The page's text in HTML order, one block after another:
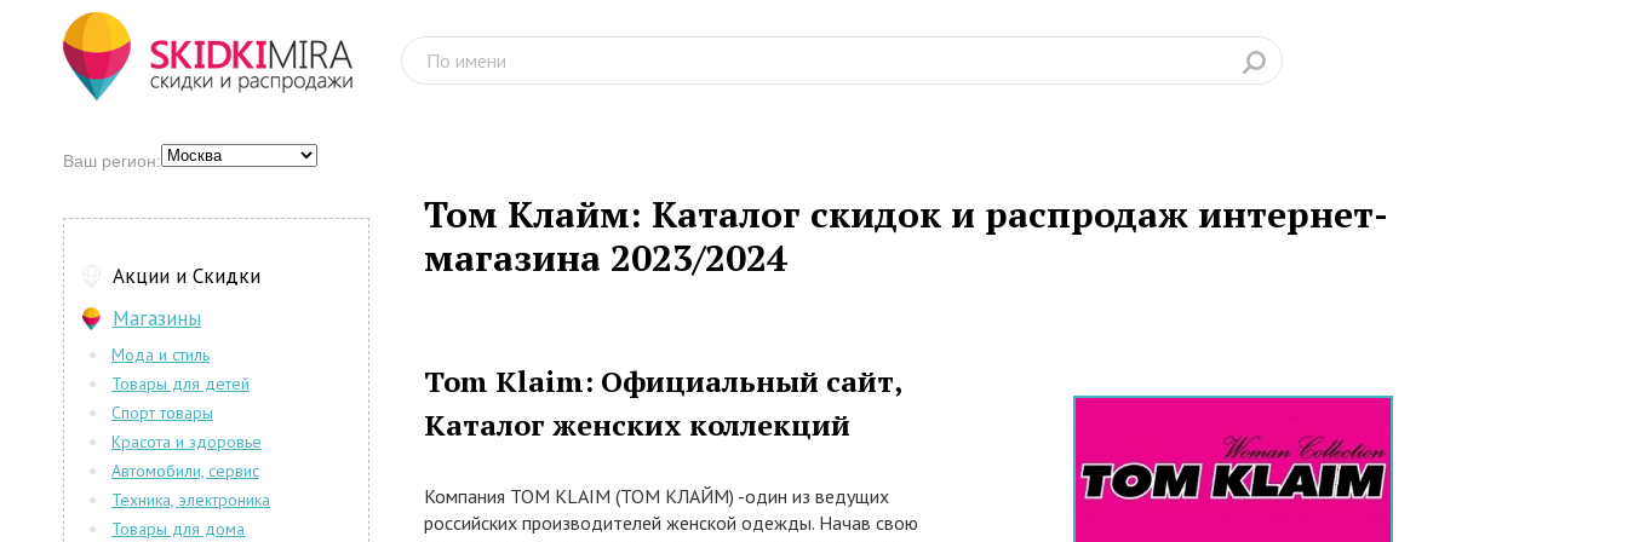
Том Клайм: Каталог скидок и распродаж интернет-
магазина 2023/2024
Tom Klaim: Официальный сайт,
Каталог женских коллекций
Компания TOM KLAIM (ТОМ КЛАЙМ) -один из ведущих
российских производителей женской одежды. Начав свою
Ваш регион:
Акции и Скидки
Магазины
Мода и стиль
Товары для детей
Спорт товары
Красота и здоровье
Автомобили, сервис
Техника, электроника
Товары для дома